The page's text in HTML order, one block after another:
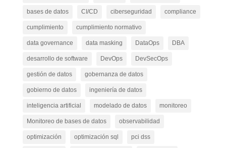
bases de datos CI/CD ciberseguridad compliance
cumplimiento cumplimiento normativo
data governance data masking DataOps DBA
desarrollo de software DevOps DevSecOps
gestión de datos gobernanza de datos
gobierno de datos ingeniería de datos
inteligencia artificial modelado de datos monitoreo
Monitoreo de bases de datos observabilidad
optimización optimización sql pci dss